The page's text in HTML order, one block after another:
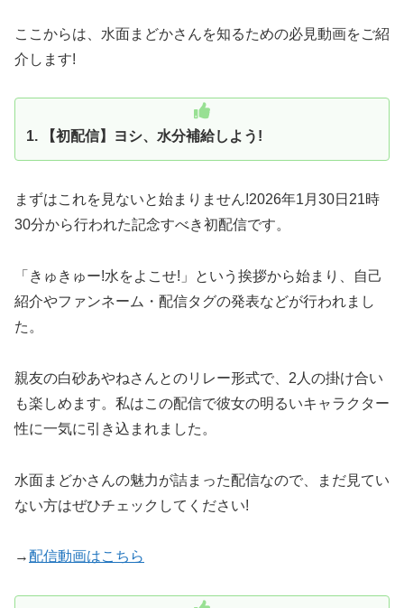
ここからは、水面まどかさんを知るための必見動画をご紹
介します!
1. 【初配信】ヨシ、水分補給しよう!
まずはこれを見ないと始まりません!2026年1月30日21時
30分から行われた記念すべき初配信です。
「きゅきゅー!水をよこせ!」という挨拶から始まり、自己
紹介やファンネーム・配信タグの発表などが行われまし
た。
親友の白砂あやねさんとのリレー形式で、2人の掛け合い
も楽しめます。私はこの配信で彼女の明るいキャラクター
性に一気に引き込まれました。
水面まどかさんの魅力が詰まった配信なので、まだ見てい
ない方はぜひチェックしてください!
→ 配信動画はこちら